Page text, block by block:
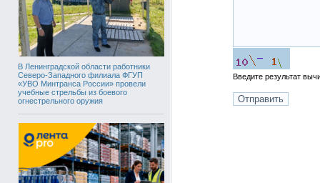
В Ленинградской области работники
Северо-Западного филиала ФГУП
«УВО Минтранса России» провели
учебные стрельбы из боевого
огнестрельного оружия
Введите результат